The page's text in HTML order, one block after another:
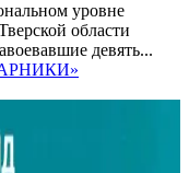
уровне
области
девять...